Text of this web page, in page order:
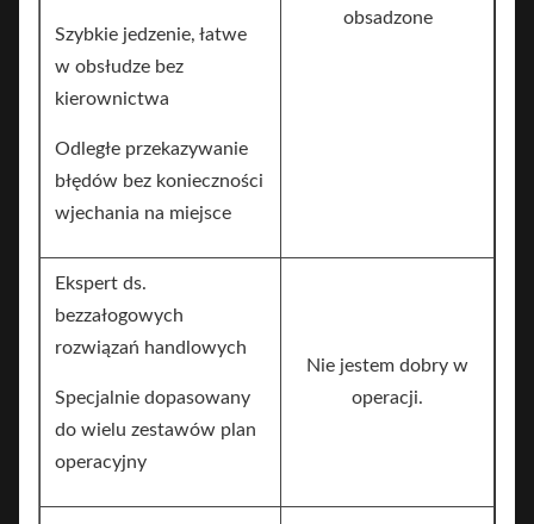
Szybkie jedzenie, łatwe
w obsłudze bez
kierownictwa
Odległe przekazywanie
błędów bez konieczności
wjechania na miejsce
obsadzone
Ekspert ds.
bezzałogowych
rozwiązań handlowych
Specjalnie dopasowany
do wielu zestawów plan
operacyjny
Nie jestem dobry w
operacji.